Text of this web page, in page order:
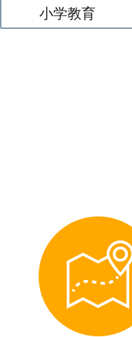
小学教育